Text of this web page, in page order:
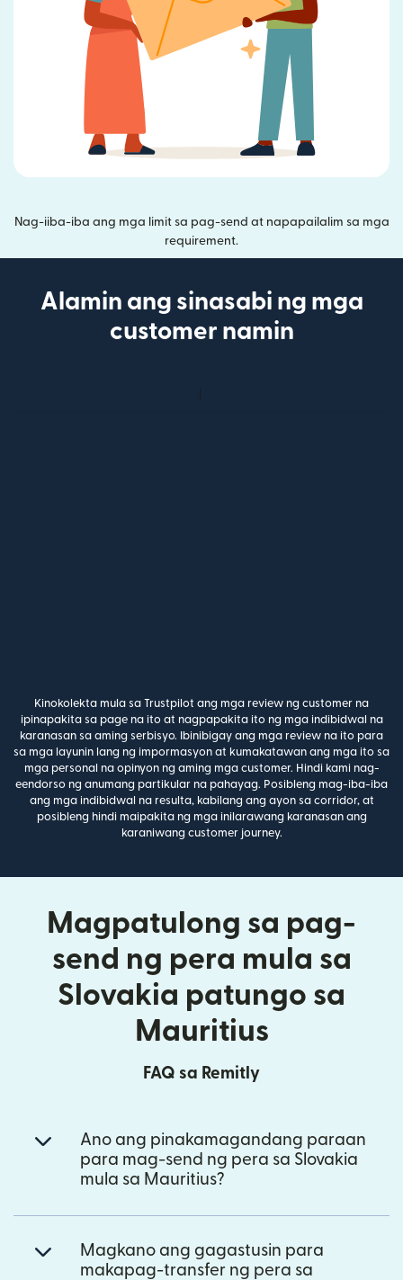
Nag-iiba-iba ang mga limit sa pag-send at napapailalim sa mga
requirement.
Alamin ang sinasabi ng mga
customer namin
Kinokolekta mula sa Trustpilot ang mga review ng customer na
ipinapakita sa page na ito at nagpapakita ito ng mga indibidwal na
karanasan sa aming serbisyo. Ibinibigay ang mga review na ito para
sa mga layunin lang ng impormasyon at kumakatawan ang mga ito sa
mga personal na opinyon ng aming mga customer. Hindi kami nag-
eendorso ng anumang partikular na pahayag. Posibleng mag-iba-iba
ang mga indibidwal na resulta, kabilang ang ayon sa corridor, at
posibleng hindi maipakita ng mga inilarawang karanasan ang
karaniwang customer journey.
Magpatulong sa pag-
send ng pera mula sa
Slovakia patungo sa
Mauritius
FAQ sa Remitly
Ano ang pinakamagandang paraan
para mag-send ng pera sa Slovakia
mula sa Mauritius?
Magkano ang gagastusin para
makapag-transfer ng pera sa